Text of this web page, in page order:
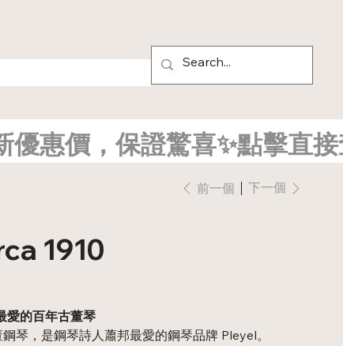
惠價，保證驚喜✨點擊直接
前一個 下一個
1910
的百年古董琴
琴，是鋼琴詩人蕭邦最愛的鋼琴品牌 Pleyel。